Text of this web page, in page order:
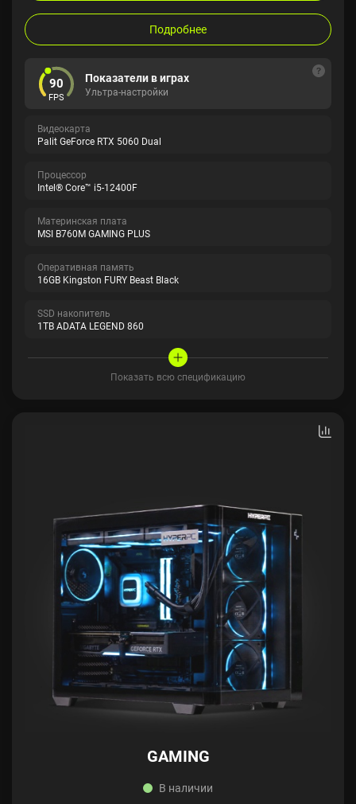
Подробнее
90
FPS
Показатели в играх
Ультра-настройки
Видеокарта
Palit GeForce RTX 5060 Dual
Процессор
Intel® Core™ i5-12400F
Материнская плата
MSI B760M GAMING PLUS
Оперативная память
16GB Kingston FURY Beast Black
SSD накопитель
1TB ADATA LEGEND 860
Показать всю спецификацию
GAMING
В наличии